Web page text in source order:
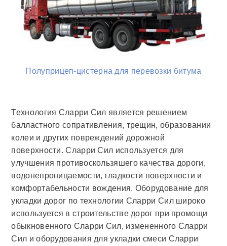
Полуприцеп-цистерна для перевозки битума
Технология Сларри Сил является решением
балластного сопративления, трещин, образовании
колеи и других повреждений дорожной
поверхности. Сларри Сил используется для
улучшения противоскользяшего качества дороги,
водонепроницаемости, гладкости поверхности и
комфортабельности вождения. Оборудование для
укладки дорог по технологии Сларри Сил широко
используется в строительстве дорог при промощи
обыкновенного Сларри Сил, измененного Сларри
Сил и оборудования для укладки смеси Сларри